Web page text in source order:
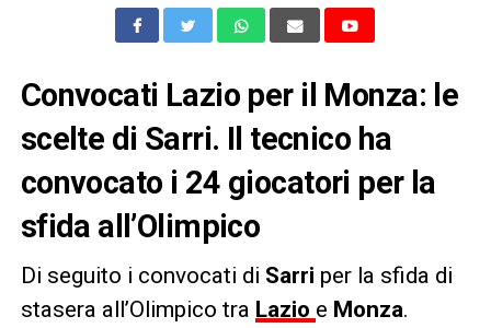
Convocati Lazio per il Monza: le
scelte di Sarri. Il tecnico ha
convocato i 24 giocatori per la
sfida all’Olimpico
Di seguito i convocati di Sarri per la sfida di
stasera all’Olimpico tra Lazio e Monza.